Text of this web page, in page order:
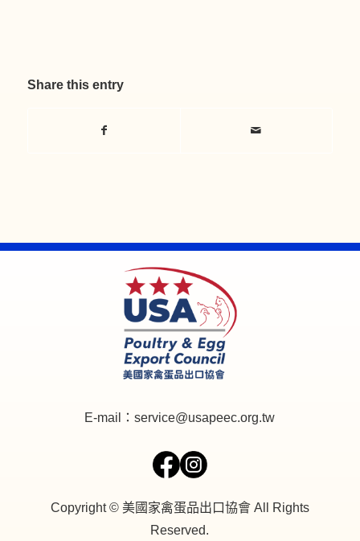
Share this entry
E-mail：service@usapeec.org.tw
Copyright © 美國家禽蛋品出口協會 All Rights
Reserved.